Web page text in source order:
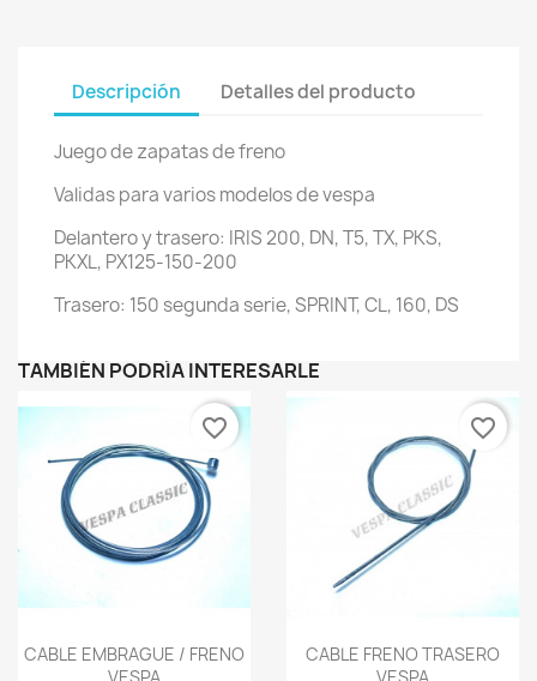
Descripción Detalles del producto
Juego de zapatas de freno
Validas para varios modelos de vespa
Delantero y trasero: IRIS 200, DN, T5, TX, PKS,
PKXL, PX125-150-200
Trasero: 150 segunda serie, SPRINT, CL, 160, DS
TAMBIÉN PODRÍA INTERESARLE
Vista rápida
CABLE EMBRAGUE / FRENO
favorite_border
 Vista rápida
CABLE FRENO TRASERO
favorite_border